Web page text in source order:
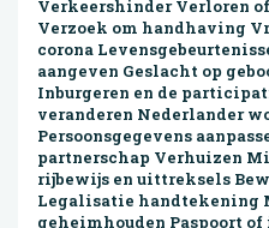
Verkeershinder Verloren
Verzoek om handhaving
corona
aangeven Geslacht op
Inburgeren en de
veranderen Nederlander
Persoonsgegevens
partnerschap Verhuizen
rijbewijs en uittreksels
Legalisatie handtekening
geheimhouden Paspoort